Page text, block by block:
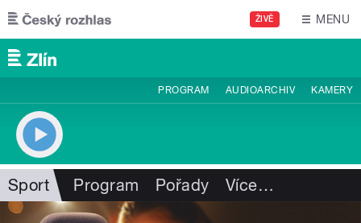
Přejít k hlavnímu obsahu
ŽIVĚ MENU
PROGRAM AUDIOARCHIV KAMERY
Sport Program Pořady Více…